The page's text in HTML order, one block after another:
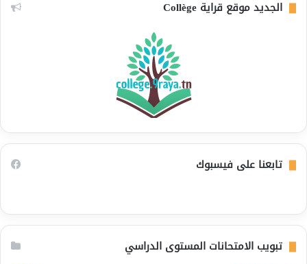
الجديد موقع قراية Collège
تابعنا على فيسبوك
تبويب الامتحانات المستوى الدراسي